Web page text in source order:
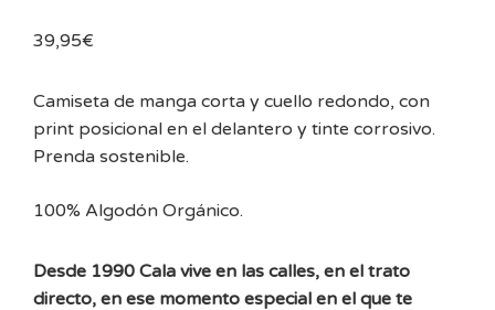
39,95€
Camiseta de manga corta y cuello redondo, con
print posicional en el delantero y tinte corrosivo.
Prenda sostenible.
100% Algodón Orgánico.
Desde 1990 Cala vive en las calles, en el trato
directo, en ese momento especial en el que te